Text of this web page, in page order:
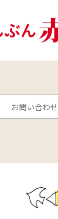
お問い合わせ